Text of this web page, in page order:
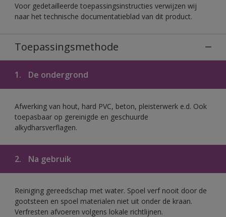
Voor gedetailleerde toepassingsinstructies verwijzen wij
naar het technische documentatieblad van dit product.
Toepassingsmethode
1. De ondergrond
Afwerking van hout, hard PVC, beton, pleisterwerk e.d. Ook
toepasbaar op gereinigde en geschuurde
alkydharsverflagen.
2. Na gebruik
Reiniging gereedschap met water. Spoel verf nooit door de
gootsteen en spoel materialen niet uit onder de kraan.
Verfresten afvoeren volgens lokale richtlijnen.